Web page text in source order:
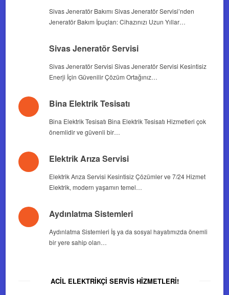
Sivas Jeneratör Bakımı Sivas Jeneratör Servisi’nden
Jeneratör Bakım İpuçları: Cihazınızı Uzun Yıllar…
Sivas Jeneratör Servisi
Sivas Jeneratör Servisi Sivas Jeneratör Servisi Kesintisiz
Enerji İçin Güvenilir Çözüm Ortağınız…
Bina Elektrik Tesisatı
Bina Elektrik Tesisatı Bina Elektrik Tesisatı Hizmetleri çok
önemlidir ve güvenli bir…
Elektrik Arıza Servisi
Elektrik Arıza Servisi Kesintisiz Çözümler ve 7/24 Hizmet
Elektrik, modern yaşamın temel…
Aydınlatma Sistemleri
Aydınlatma Sistemleri İş ya da sosyal hayatımızda önemli
bir yere sahip olan…
ACIL ELEKTRIKÇI SERVIS HIZMETLERI!